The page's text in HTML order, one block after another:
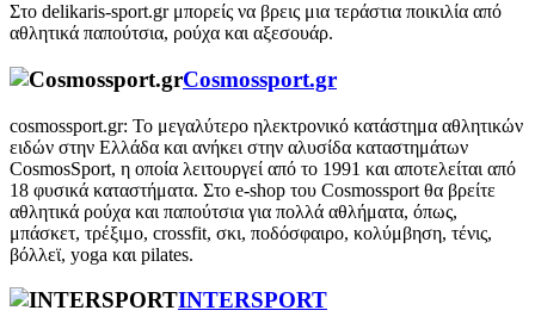
Στο delikaris-sport.gr μπορείς να βρεις μια τεράστια ποικιλία από
αθλητικά παπούτσια, ρούχα και αξεσουάρ.
Cosmossport.gr
cosmossport.gr: Το μεγαλύτερο ηλεκτρονικό κατάστημα αθλητικών
ειδών στην Ελλάδα και ανήκει στην αλυσίδα καταστημάτων
CosmosSport, η οποία λειτουργεί από το 1991 και αποτελείται από
18 φυσικά καταστήματα. Στο e-shop του Cosmossport θα βρείτε
αθλητικά ρούχα και παπούτσια για πολλά αθλήματα, όπως,
μπάσκετ, τρέξιμο, crossfit, σκι, ποδόσφαιρο, κολύμβηση, τένις,
βόλλεϊ, yoga και pilates.
INTERSPORT